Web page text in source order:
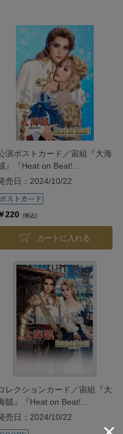
演ポストカード／宙組『大海
』『Heat on Beat!
』
売日：2024/10/22
220 (税込)
カートに入れる
レクションカード／宙組『大
賊』『Heat on Beat!
』
売日：2024/10/22